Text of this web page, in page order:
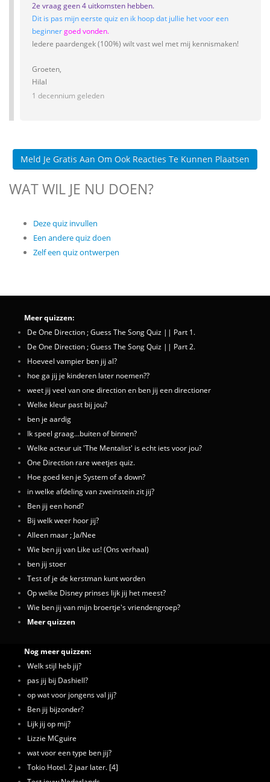
2e vraag geen 4 uitkomsten hebben.
Dit is pas mijn eerste quiz en ik hoop dat jullie het voor een
beginnergoed vonden.
Iedere paardengek (100%) wilt vast wel met mij kennismaken!
Groeten,
Hilal
1 decennium geleden
Meld Je Gratis Aan Om Ook Reacties Te Kunnen Plaatsen
WAT WIL JE NU DOEN?
Deze quiz invullen
Een andere quiz doen
Zelf een quiz ontwerpen
Meer quizzen:
De One Direction ; Guess The Song Quiz || Part 1.
De One Direction ; Guess The Song Quiz || Part 2.
Hoeveel vampier ben jij al?
hoe ga jij je kinderen later noemen??
weet jij veel van one direction en ben jij een directioner
Welke kleur past bij jou?
ben je aardig
Ik speel graag...buiten of binnen?
Welke acteur uit 'The Mentalist' is echt iets voor jou?
One Direction rare weetjes quiz.
Hoe goed ken je System of a down?
in welke afdeling van zweinstein zit jij?
Ben jij een hond?
Bij welk weer hoor jij?
Alleen maar ; Ja/Nee
Wie ben jij van Like us! (Ons verhaal)
ben jij stoer
Test of je de kerstman kunt worden
Op welke Disney prinses lijk jij het meest?
Wie ben jij van mijn broertje's vriendengroep?
Meer quizzen
Nog meer quizzen:
Welk stijl heb jij?
pas jij bij Dashiell?
op wat voor jongens val jij?
Ben jij bijzonder?
Lijk jij op mij?
Lizzie MCguire
wat voor een type ben jij?
Tokio Hotel. 2 jaar later. [4]